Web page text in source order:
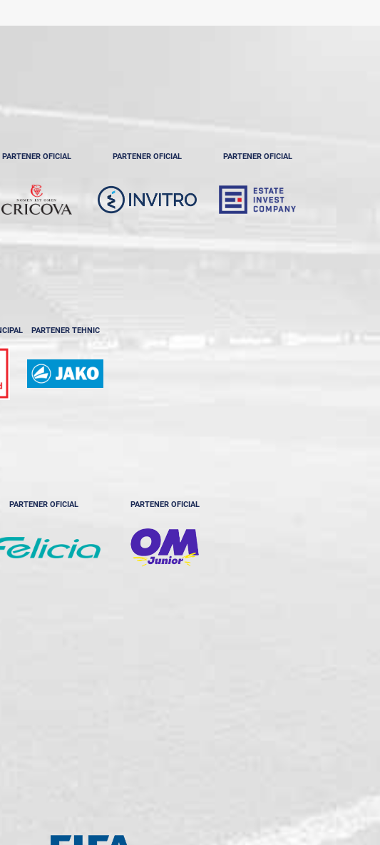
PARTENER OFICIAL PARTENER OFICIAL PARTENER OFICIAL
PARTENER TEHNIC
PARTENER OFICIAL PARTENER OFICIAL